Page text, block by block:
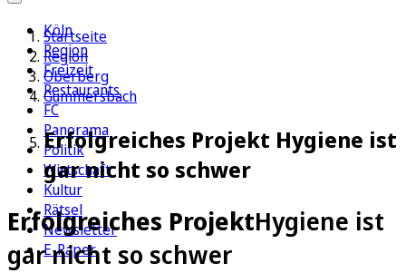
Köln
Region
Freizeit
Restaurants
FC
Panorama
Politik
Wirtschaft
Kultur
Rätsel
Newsletter
E-Paper
Startseite
Region
Oberberg
Gummersbach
Erfolgreiches Projekt Hygiene ist
gar nicht so schwer
Erfolgreiches ProjektHygiene ist
gar nicht so schwer